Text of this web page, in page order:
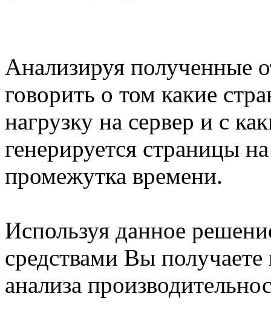
Анализируя полученные
говорить о том какие
нагрузку на сервер и с
генерируется страницы
промежутка времени.
Используя данное
средствами Вы
анализа